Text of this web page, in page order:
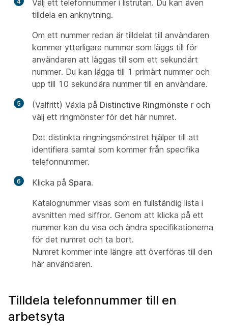
Välj ett telefonnummer i listrutan. Du kan även
tilldela en anknytning.
Om ett nummer redan är tilldelat till användaren
kommer ytterligare nummer som läggs till för
användaren att läggas till som ett sekundärt
nummer. Du kan lägga till 1 primärt nummer och
upp till 10 sekundära nummer till en användare.
5 (Valfritt) Växla på Distinctive Ringmönste r och
välj ett ringmönster för det här numret.
Det distinkta ringningsmönstret hjälper till att
identifiera samtal som kommer från specifika
telefonnummer.
6 Klicka på Spara.
Katalognummer visas som en fullständig lista i
avsnitten med siffror. Genom att klicka på ett
nummer kan du visa och ändra specifikationerna
för det numret och ta bort.
Numret kommer inte längre att överföras till den
här användaren.
Tilldela telefonnummer till en
arbetsyta